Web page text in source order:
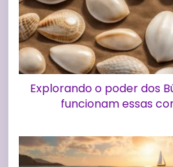
Explorando o poder dos
funcionam essas